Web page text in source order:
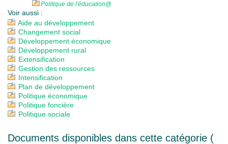
Politique de l'éducation@
Voir aussi :
Aide au développement
Changement social
Développement économique
Développement rural
Extensification
Gestion des ressources
Intensification
Plan de développement
Politique économique
Politique foncière
Politique sociale
Documents disponibles dans cette catégorie (